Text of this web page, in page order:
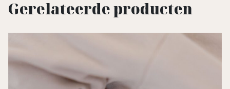
Gerelateerde producten